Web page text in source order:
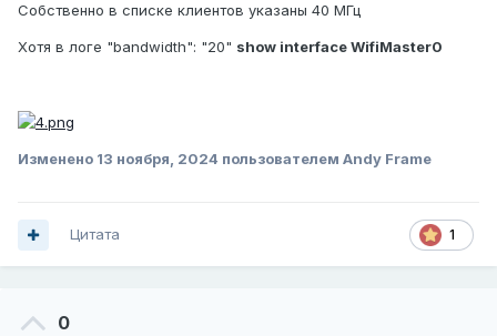
Собственно в списке клиентов указаны 40 МГц
Хотя в логе "bandwidth": "20" show interface WifiMaster0
Изменено 13 ноября, 2024 пользователем Andy Frame
1
Цитата
0